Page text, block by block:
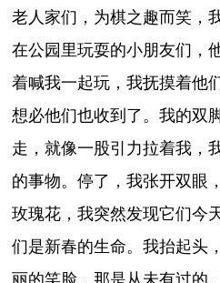
老人家们，为棋之趣而笑，
在公园里玩耍的小朋友们，
着喊我一起玩，我抚摸着他
想必他们也收到了。我的双
走，就像一股引力拉着我，
的事物。停了，我张开双眼
玫瑰花，我突然发现它们今
们是新春的生命。我抬起头